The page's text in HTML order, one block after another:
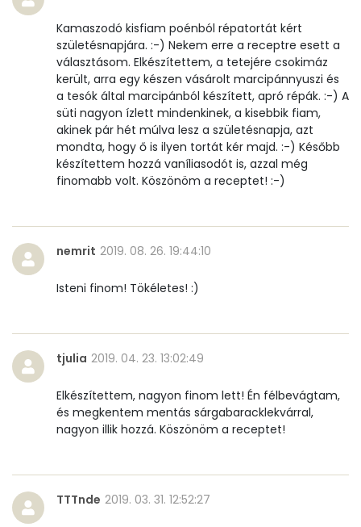
Kolin:
61 mg
Retinol - A vitamin:
53 micro
α-karotin
1160 micro
β-karotin
2771 micro
β-crypt
2 micro
Lut-zea
Összesen
Kamaszodó kisfiam poénból répatortát kért
születésnapjára. :-) Nekem erre a receptre esett a
választásom. Elkészítettem, a tetejére csokimáz
került, arra egy készen vásárolt marcipánnyuszi és
a tesók által marcipánból készített, apró répák. :-) A
süti nagyon ízlett mindenkinek, a kisebbik fiam,
akinek pár hét múlva lesz a születésnapja, azt
mondta, hogy ő is ilyen tortát kér majd. :-) Később
készítettem hozzá vaníliasodót is, azzal még
finomabb volt. Köszönöm a receptet! :-)
nemrit 2019. 08. 26. 19:44:10
Isteni finom! Tökéletes! :)
tjulia 2019. 04. 23. 13:02:49
Elkészítettem, nagyon finom lett! Én félbevágtam,
és megkentem mentás sárgabaracklekvárral,
nagyon illik hozzá. Köszönöm a receptet!
TTTnde 2019. 03. 31. 12:52:27